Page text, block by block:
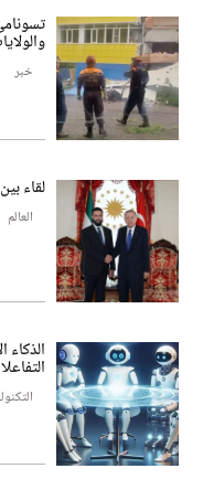
خبر
لقاء
العالم